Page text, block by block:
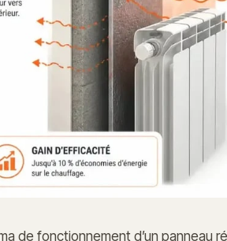
de fonctionnement d’un panneau